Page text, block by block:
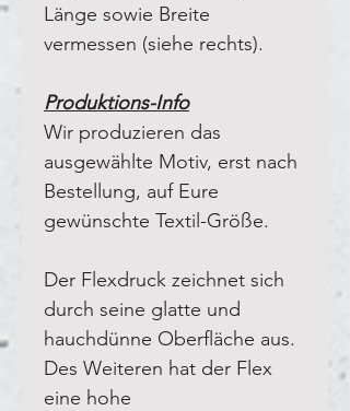
Länge sowie Breite
vermessen (siehe rechts).
Produktions-Info
Wir produzieren das
ausgewählte Motiv, erst nach
Bestellung, auf Eure
gewünschte Textil-Größe.
Der Flexdruck zeichnet sich
durch seine glatte und
hauchdünne Oberfläche aus.
Des Weiteren hat der Flex
eine hohe